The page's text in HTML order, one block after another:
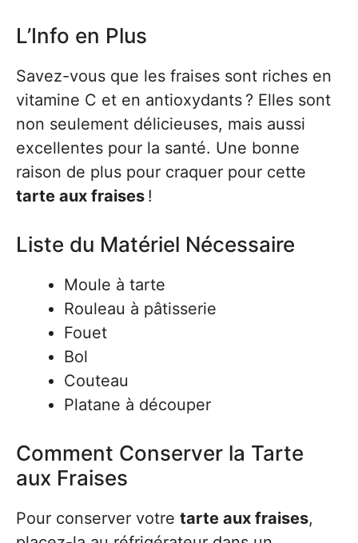
L’Info en Plus
Savez-vous que les fraises sont riches en
vitamine C et en antioxydants ? Elles sont
non seulement délicieuses, mais aussi
excellentes pour la santé. Une bonne
raison de plus pour craquer pour cette
tarte aux fraises !
Liste du Matériel Nécessaire
Moule à tarte
Rouleau à pâtisserie
Fouet
Bol
Couteau
Platane à découper
Comment Conserver la Tarte
aux Fraises
Pour conserver votre tarte aux fraises,